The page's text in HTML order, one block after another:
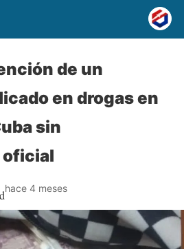
de un
en drogas en
sin
hace 4 meses